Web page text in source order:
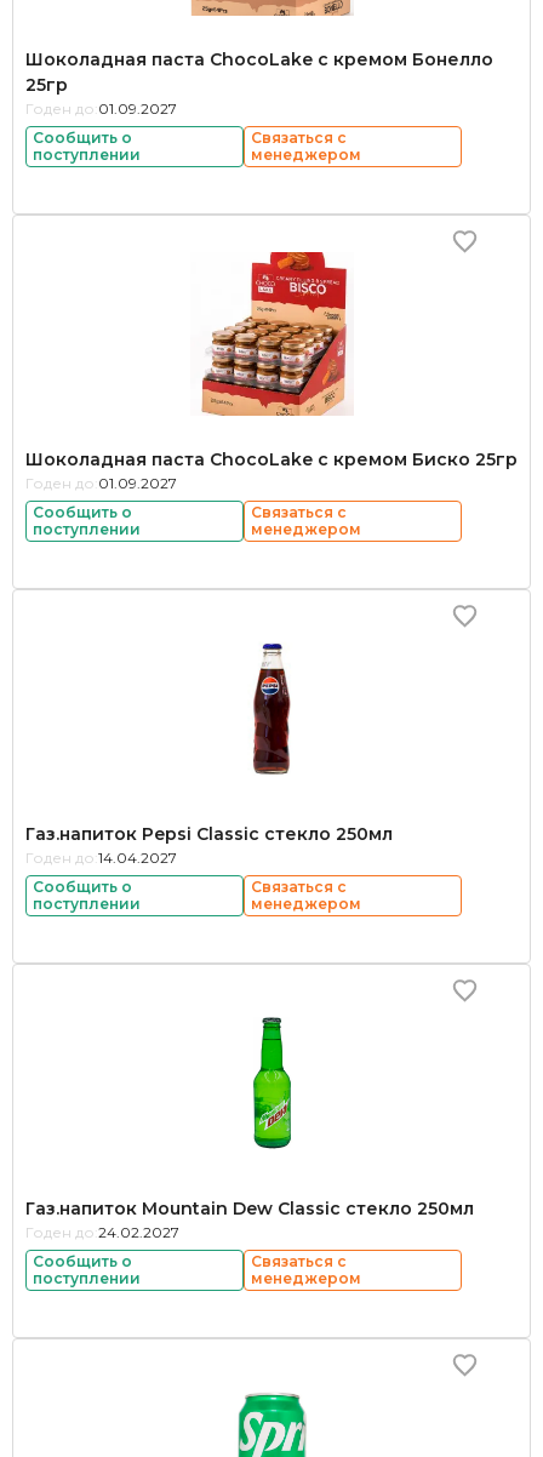
Шоколадная паста ChocoLake с кремом Бонелло
25гр
Годен до: 01.09.2027
Сообщить о
поступлении
Связаться с
менеджером
Шоколадная паста ChocoLake с кремом Биско 25гр
Годен до: 01.09.2027
Сообщить о
поступлении
Связаться с
менеджером
Газ.напиток Pepsi Classic стекло 250мл
Годен до: 14.04.2027
Сообщить о
поступлении
Связаться с
менеджером
Газ.напиток Mountain Dew Classic стекло 250мл
Годен до: 24.02.2027
Сообщить о
поступлении
Связаться с
менеджером